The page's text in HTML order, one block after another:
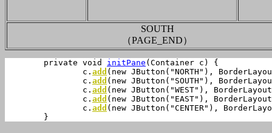
SOUTH
（PAGE_END）
	private void
initPane (Container c) {
		c.
add (new JButton("NORTH"),
		c.
add (new JButton("SOUTH"),
		c.
add (new JButton("WEST"),
		c.
add (new JButton("EAST"),
		c.
add (new JButton("CENTER"),
	}